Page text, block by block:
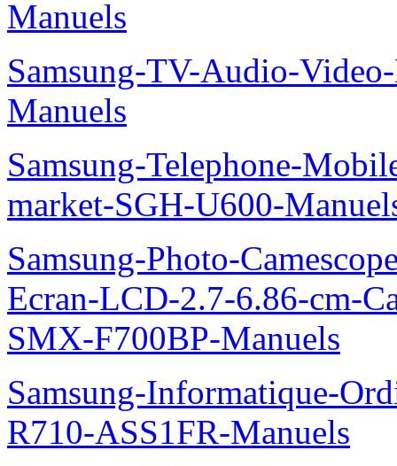
Manuels
Samsung-TV-Audio-
Manuels
Samsung-Telephone-
market-SGH-U600-
Samsung-Photo-
Ecran-LCD-2.7-6.86-cm-
SMX-F700BP-Manuels
Samsung-Informatique-
R710-ASS1FR-Manuels